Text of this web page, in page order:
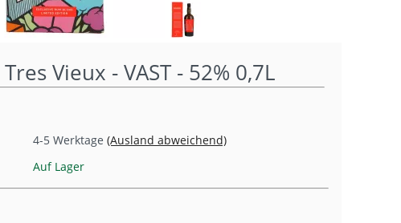
Vieux - VAST - 52% 0,7L
4-5 Werktage (Ausland abweichend)
Auf Lager